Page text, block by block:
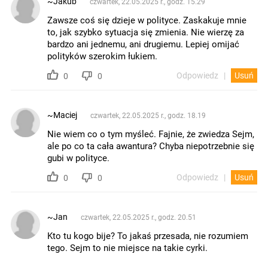
Zawsze coś się dzieje w polityce. Zaskakuje mnie
to, jak szybko sytuacja się zmienia. Nie wierzę za
bardzo ani jednemu, ani drugiemu. Lepiej omijać
polityków szerokim łukiem.
0 0 Odpowiedz Usuń
~Maciej czwartek, 22.05.2025 r., godz. 18.19
Nie wiem co o tym myśleć. Fajnie, że zwiedza Sejm,
ale po co ta cała awantura? Chyba niepotrzebnie się
gubi w polityce.
0 0 Odpowiedz Usuń
~Jan czwartek, 22.05.2025 r., godz. 20.51
Kto tu kogo bije? To jakaś przesada, nie rozumiem
tego. Sejm to nie miejsce na takie cyrki.